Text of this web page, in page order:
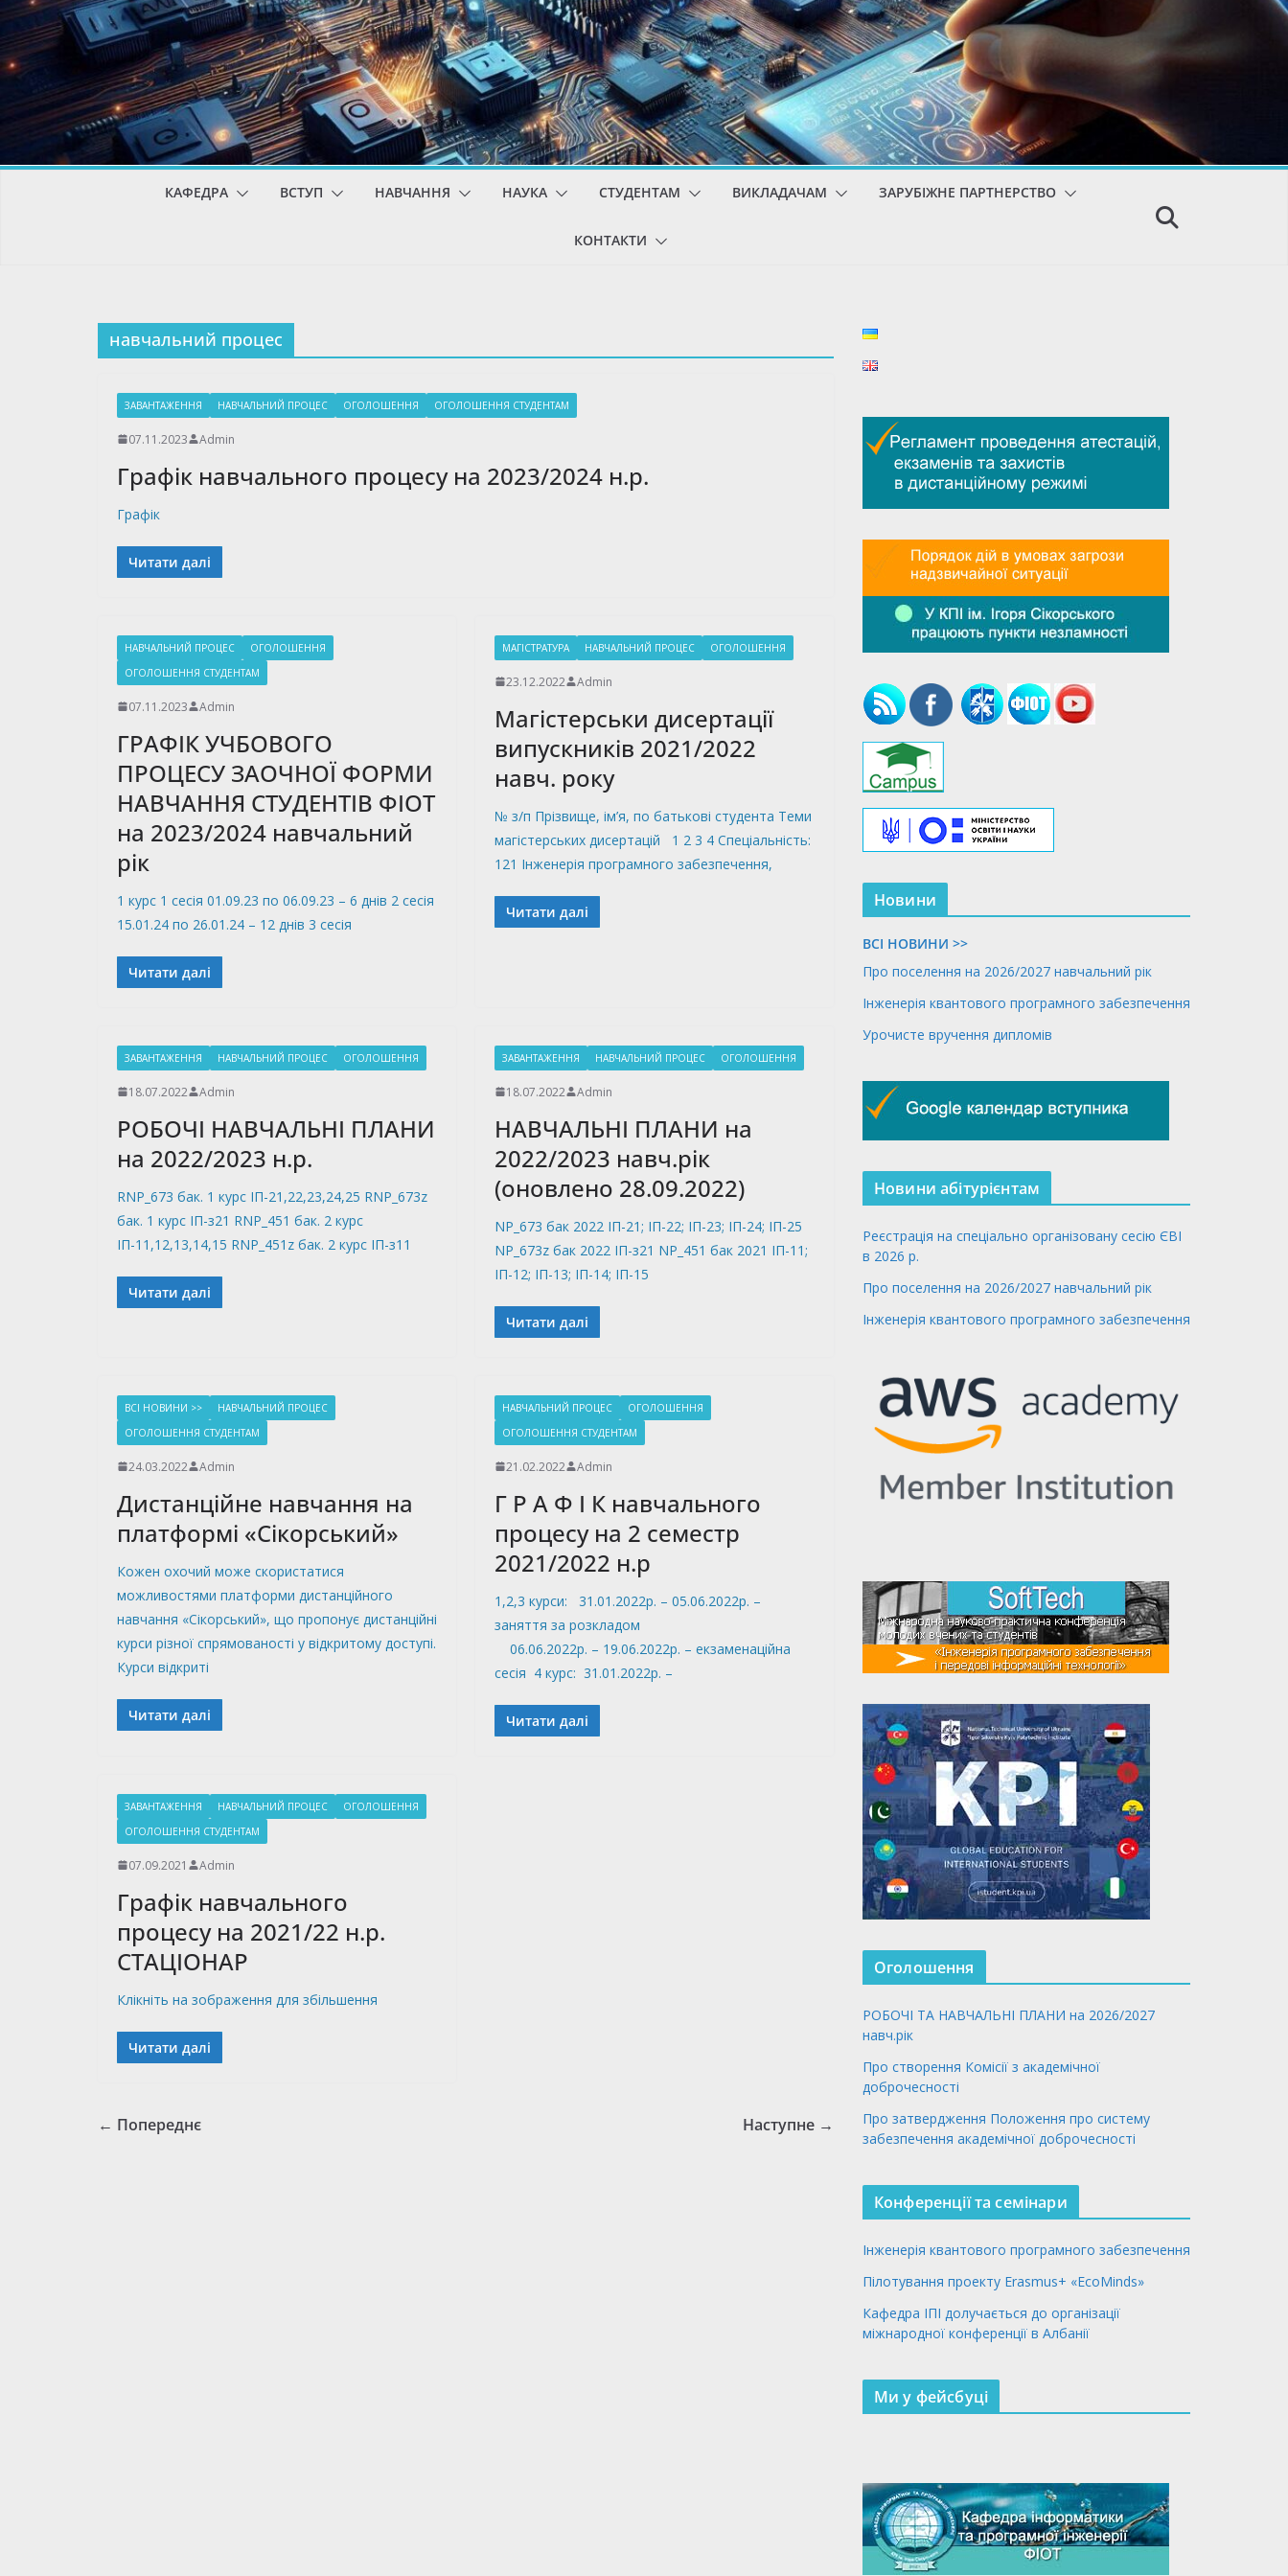
КАФЕДРА ВСТУП НАВЧАННЯ НАУКА СТУДЕНТАМ ВИКЛАДАЧАМ ЗАРУБІЖНЕ ПАРТНЕРСТВО
КОНТАКТИ
навчальний процес
ЗАВАНТАЖЕННЯ НАВЧАЛЬНИЙ ПРОЦЕС ОГОЛОШЕННЯ ОГОЛОШЕННЯ СТУДЕНТАМ
07.11.2023 Admin
Графік навчального процесу на 2023/2024 н.р.
Графік
Читати далі
НАВЧАЛЬНИЙ ПРОЦЕС
ОГОЛОШЕННЯ
ОГОЛОШЕННЯ СТУДЕНТАМ
07.11.2023 Admin
ГРАФІК УЧБОВОГО
ПРОЦЕСУ ЗАОЧНОЇ ФОРМИ
НАВЧАННЯ СТУДЕНТІВ ФІОТ
на 2023/2024 навчальний
рік
1 курс 1 сесія 01.09.23 по 06.09.23 – 6 днів 2 сесія
15.01.24 по 26.01.24 – 12 днів 3 сесія
Читати далі
МАГІСТРАТУРА НАВЧАЛЬНИЙ ПРОЦЕС ОГОЛОШЕННЯ
23.12.2022 Admin
Магістерськи дисертації
випускників 2021/2022
навч. року
№ з/п Прізвище, ім’я, по батькові студента Теми
магістерських дисертацій 1 2 3 4 Спеціальність:
121 Інженерія програмного забезпечення,
Читати далі
ЗАВАНТАЖЕННЯ НАВЧАЛЬНИЙ ПРОЦЕС ОГОЛОШЕННЯ
18.07.2022 Admin
РОБОЧІ НАВЧАЛЬНІ ПЛАНИ
на 2022/2023 н.р.
RNP_673 бак. 1 курс ІП-21,22,23,24,25 RNP_673z
бак. 1 курс ІП-з21 RNP_451 бак. 2 курс
ІП-11,12,13,14,15 RNP_451z бак. 2 курс ІП-з11
Читати далі
ЗАВАНТАЖЕННЯ НАВЧАЛЬНИЙ ПРОЦЕС ОГОЛОШЕННЯ
18.07.2022 Admin
НАВЧАЛЬНІ ПЛАНИ на
2022/2023 навч.рік
(оновлено 28.09.2022)
NP_673 бак 2022 ІП-21; ІП-22; ІП-23; ІП-24; ІП-25
NP_673z бак 2022 ІП-з21 NP_451 бак 2021 ІП-11;
ІП-12; ІП-13; ІП-14; ІП-15
Читати далі
ВСІ НОВИНИ >>
НАВЧАЛЬНИЙ ПРОЦЕС
ОГОЛОШЕННЯ СТУДЕНТАМ
24.03.2022 Admin
Дистанційне навчання на
платформі «Сікорський»
Кожен охочий може скористатися
можливостями платформи дистанційного
навчання «Сікорський», що пропонує дистанційні
курси різної спрямованості у відкритому доступі.
Курси відкриті
Читати далі
НАВЧАЛЬНИЙ ПРОЦЕС
ОГОЛОШЕННЯ
ОГОЛОШЕННЯ СТУДЕНТАМ
21.02.2022 Admin
Г Р А Ф І К навчального
процесу на 2 семестр
2021/2022 н.р
1,2,3 курси: 31.01.2022р. – 05.06.2022р. –
заняття за розкладом
06.06.2022р. – 19.06.2022р. – екзаменаційна
сесія 4 курс: 31.01.2022р. –
Читати далі
ЗАВАНТАЖЕННЯ НАВЧАЛЬНИЙ ПРОЦЕС
ОГОЛОШЕННЯ
ОГОЛОШЕННЯ СТУДЕНТАМ
07.09.2021 Admin
Графік навчального
процесу на 2021/22 н.р.
СТАЦІОНАР
Клікніть на зображення для збільшення
Читати далі
← Попереднє Наступне →
Новини
ВСІ НОВИНИ >>
Про поселення на 2026/2027 навчальний рік
Інженерія квантового програмного забезпечення
Урочисте вручення дипломів
Новини абітурієнтам
Реєстрація на спеціально організовану сесію ЄВІ
в 2026 р.
Про поселення на 2026/2027 навчальний рік
Інженерія квантового програмного забезпечення
Оголошення
РОБОЧІ ТА НАВЧАЛЬНІ ПЛАНИ на 2026/2027
навч.рік
Про створення Комісії з академічної
доброчесності
Про затвердження Положення про систему
забезпечення академічної доброчесності
Конференції та семінари
Інженерія квантового програмного забезпечення
Пілотування проекту Erasmus+ «EcoMinds»
Кафедра ІПІ долучається до організації
міжнародної конференції в Албанії
Ми у фейсбуці